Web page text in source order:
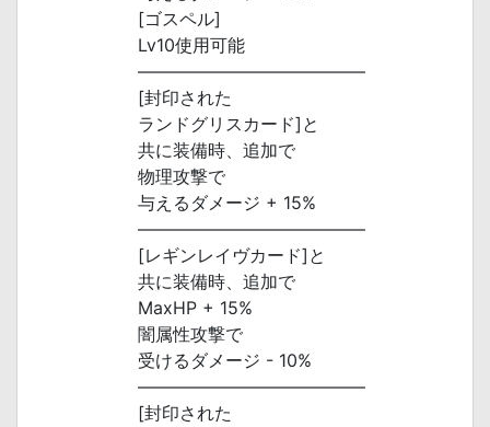
[ゴスペル]
Lv10使用可能
―――――――――――――
[封印された
ランドグリスカード]と
共に装備時、追加で
物理攻撃で
与えるダメージ + 15%
―――――――――――――
[レギンレイヴカード]と
共に装備時、追加で
MaxHP + 15%
闇属性攻撃で
受けるダメージ - 10%
―――――――――――――
[封印された